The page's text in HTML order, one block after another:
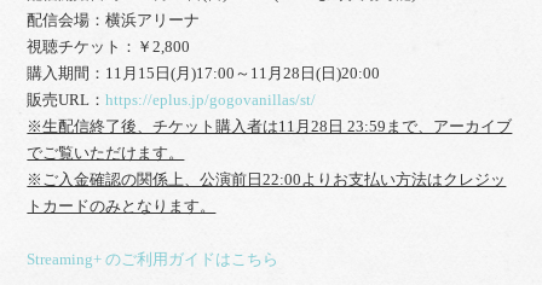
配信会場：横浜アリーナ
視聴チケット：￥2,800
購入期間：11月15日(月)17:00～11月28日(日)20:00
販売URL：https://eplus.jp/gogovanillas/st/
※生配信終了後、チケット購入者は11月28日 23:59まで、アーカイブ
でご覧いただけます。
※ご入金確認の関係上、公演前日22:00よりお支払い方法はクレジッ
トカードのみとなります。
Streaming+ のご利用ガイドはこちら